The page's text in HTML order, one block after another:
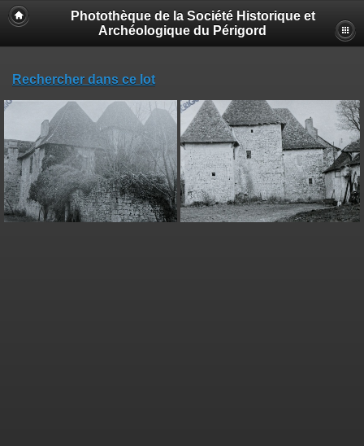
Photothèque de la Société Historique et
Archéologique du Périgord
Rechercher dans ce lot